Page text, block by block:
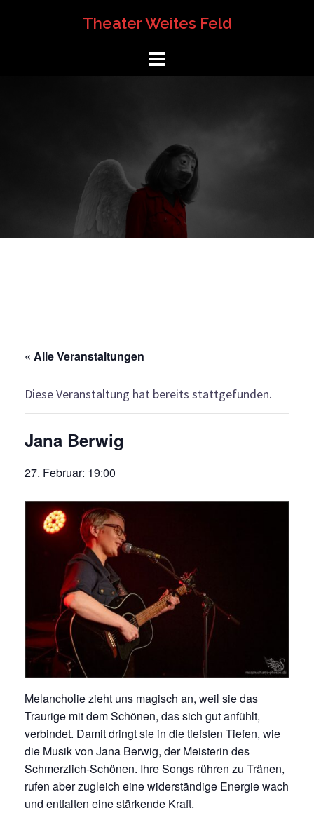
Theater Weites Feld
« Alle Veranstaltungen
Diese Veranstaltung hat bereits stattgefunden.
Jana Berwig
27. Februar: 19:00
Melancholie zieht uns magisch an, weil sie das
Traurige mit dem Schönen, das sich gut anfühlt,
verbindet. Damit dringt sie in die tiefsten Tiefen, wie
die Musik von Jana Berwig, der Meisterin des
Schmerzlich-Schönen. Ihre Songs rühren zu Tränen,
rufen aber zugleich eine widerständige Energie wach
und entfalten eine stärkende Kraft.